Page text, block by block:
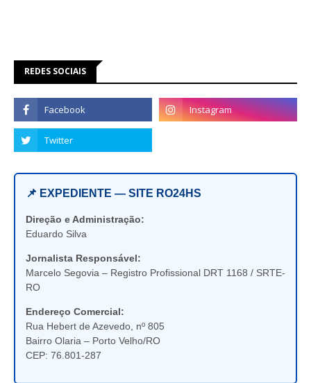
REDES SOCIAIS
📌 EXPEDIENTE — SITE RO24HS
Direção e Administração:
Eduardo Silva
Jornalista Responsável:
Marcelo Segovia – Registro Profissional DRT 1168 / SRTE-
RO
Endereço Comercial:
Rua Hebert de Azevedo, nº 805
Bairro Olaria – Porto Velho/RO
CEP: 76.801-287